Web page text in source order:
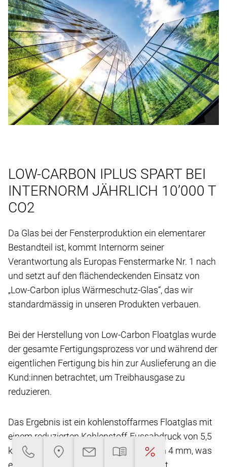
LOW-CARBON IPLUS SPART BEI
INTERNORM JÄHRLICH 10’000 T
CO2
Da Glas bei der Fensterproduktion ein elementarer
Bestandteil ist, kommt Internorm seiner
Verantwortung als Europas Fenstermarke Nr. 1 nach
und setzt auf den flächendeckenden Einsatz von
„Low-Carbon iplus Wärmeschutz-Glas“, das wir
standardmässig in unseren Produkten verbauen.
Bei der Herstellung von Low-Carbon Floatglas wurde
der gesamte Fertigungsprozess vor und während der
eigentlichen Fertigung bis hin zur Auslieferung an die
Kund:innen betrachtet, um Treibhausgase zu
reduzieren.
Das Ergebnis ist ein kohlenstoffarmes Floatglas mit
einem reduzierten Kohlenstoff-Fussabdruck von 5,5
kg CO2-eq/m2** bei einer Glasdicke von 4 mm, was
eine Reduktion von über 45 % ermöglicht.